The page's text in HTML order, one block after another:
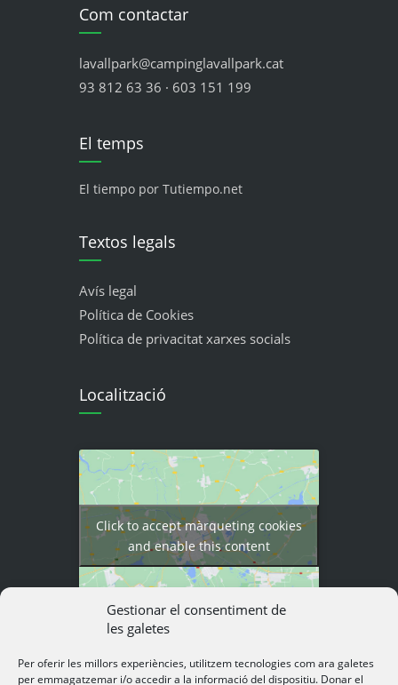
Gestionar el consentiment de
les galetes
Per oferir les millors experiències, utilitzem tecnologies com ara galetes
per emmagatzemar i/o accedir a la informació del dispositiu. Donar el
Com contactar
lavallpark@campinglavallpark.cat
93 812 63 36 · 603 151 199
El temps
El tiempo por Tutiempo.net
Textos legals
Avís legal
Política de Cookies
Política de privacitat xarxes socials
Localització
Click to accept màrqueting cookies
and enable this content